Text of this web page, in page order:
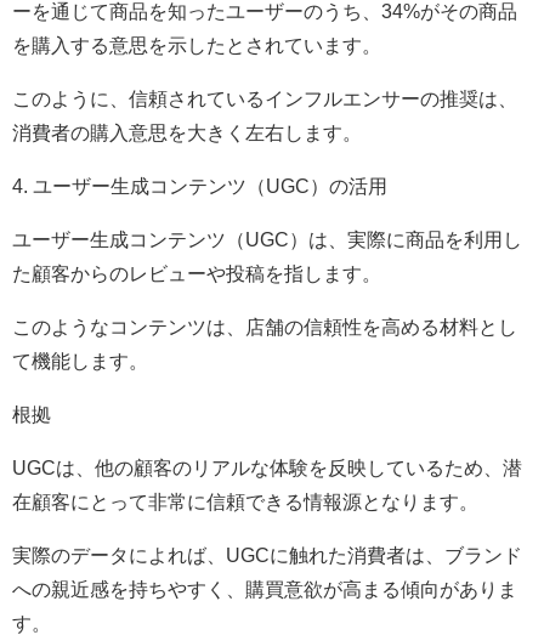
ーを通じて商品を知ったユーザーのうち、34%がその商品
を購入する意思を示したとされています。
このように、信頼されているインフルエンサーの推奨は、
消費者の購入意思を大きく左右します。
4. ユーザー生成コンテンツ（UGC）の活用
ユーザー生成コンテンツ（UGC）は、実際に商品を利用し
た顧客からのレビューや投稿を指します。
このようなコンテンツは、店舗の信頼性を高める材料とし
て機能します。
根拠
UGCは、他の顧客のリアルな体験を反映しているため、潜
在顧客にとって非常に信頼できる情報源となります。
実際のデータによれば、UGCに触れた消費者は、ブランド
への親近感を持ちやすく、購買意欲が高まる傾向がありま
す。